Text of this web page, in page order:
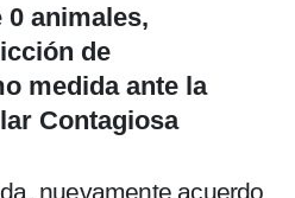
0 animales,
de
medida ante la
Contagiosa
nuevamente acuerdo